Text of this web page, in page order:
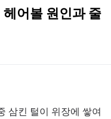
어볼 원인과 줄
삼킨 털이 위장에 쌓여